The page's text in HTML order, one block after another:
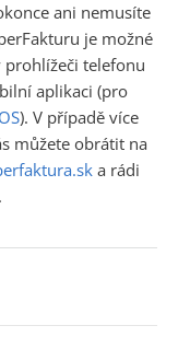
ani nemusíte
je možné
telefonu
aplikaci (pro
). V případě více
můžete obrátit na
a rádi